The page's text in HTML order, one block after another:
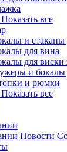
все
и стаканы
для вина
для виски
и бокалы
и рюмки
все
Новости